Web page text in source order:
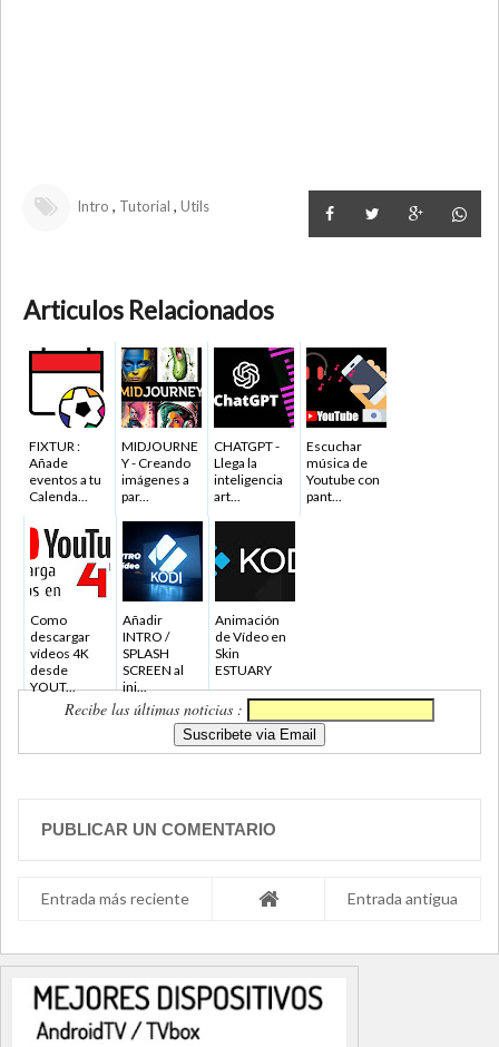
Intro , Tutorial , Utils
Articulos Relacionados
FIXTUR :
Añade
eventos a tu
Calenda...
MIDJOURNE
Y - Creando
imágenes a
par...
CHATGPT -
Llega la
inteligencia
art...
Escuchar
música de
Youtube con
pant...
Como
descargar
vídeos 4K
desde
YOUT...
Añadir
INTRO /
SPLASH
SCREEN al
ini...
Animación
de Vídeo en
Skin
ESTUARY
Recibe las últimas noticias :
PUBLICAR UN COMENTARIO
Entrada más reciente Entrada antigua